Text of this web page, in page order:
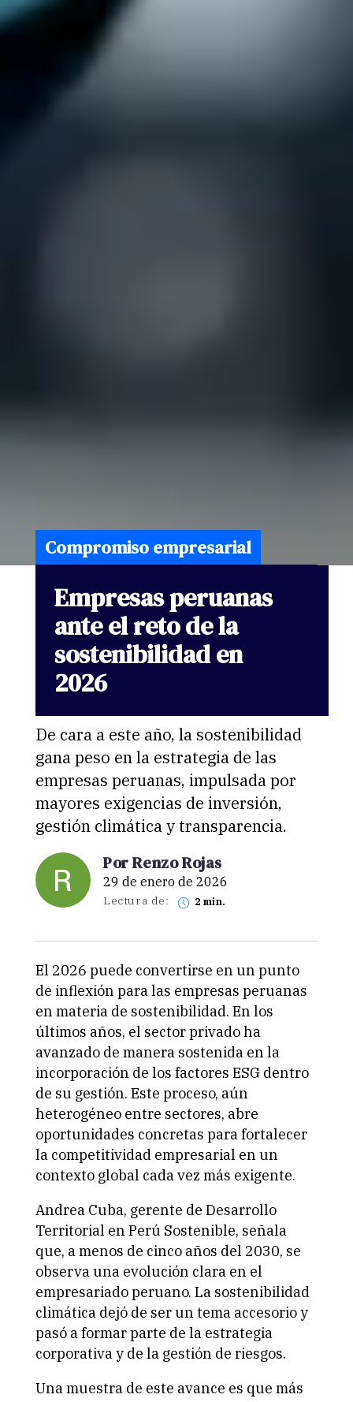
Compromiso empresarial
Empresasperuanas
anteelretodela
sostenibilidaden
2026
De cara a este año, la sostenibilidad
gana peso en la estrategia de las
empresas peruanas, impulsada por
mayores exigencias de inversión,
gestión climática y transparencia.
Por Renzo Rojas
29 de enero de 2026
Lectura de: 2 min.
El 2026 puede convertirse en un punto
de inflexión para las empresas peruanas
en materia de sostenibilidad. En los
últimos años, el sector privado ha
avanzado de manera sostenida en la
incorporación de los factores ESG dentro
de su gestión. Este proceso, aún
heterogéneo entre sectores, abre
oportunidades concretas para fortalecer
la competitividad empresarial en un
contexto global cada vez más exigente.
Andrea Cuba, gerente de Desarrollo
Territorial en Perú Sostenible, señala
que, a menos de cinco años del 2030, se
observa una evolución clara en el
empresariado peruano. La sostenibilidad
climática dejó de ser un tema accesorio y
pasó a formar parte de la estrategia
corporativa y de la gestión de riesgos.
Una muestra de este avance es que más